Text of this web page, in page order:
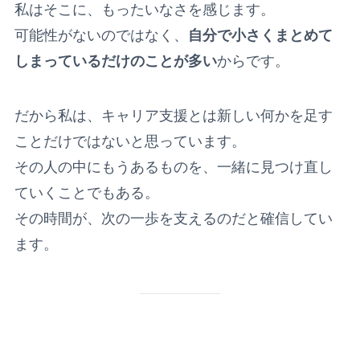
私はそこに、もったいなさを感じます。
可能性がないのではなく、
自分で小さくまとめて
しまっているだけのことが多いからです。
だから私は、キャリア支援とは新しい何かを足す
ことだけではないと思っています。
その人の中にもうあるものを、一緒に見つけ直し
ていくことでもある。
その時間が、次の一歩を支えるのだと確信してい
ます。